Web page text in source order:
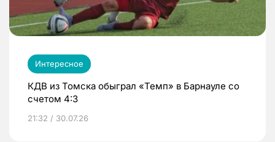
Интересное
КДВ из Томска обыграл «Темп» в Барнауле со
счетом 4:3
21:32 / 30.07.26